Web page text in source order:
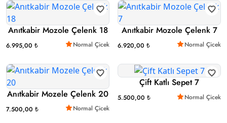
Anıtkabir Mozole Çelenk 18
6.995,00 ₺ Normal Çicek
Anıtkabir Mozole Çelenk 7
6.920,00 ₺ Normal Çicek
Anıtkabir Mozele Çelenk 20
7.500,00 ₺ Normal Çicek
Çift Katlı Sepet 7
5.500,00 ₺ Normal Çicek